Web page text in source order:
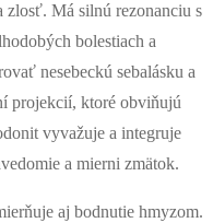
zlosť. Má silnú rezonanciu s
bolestiach a
nesebeckú sebalásku a
projekcií, ktoré obviňujú
vyvažuje a integruje
a mierni zmätok.
aj bodnutie hmyzom.